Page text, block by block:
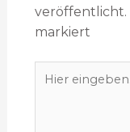
veröffentlicht.
markiert
eingeben…